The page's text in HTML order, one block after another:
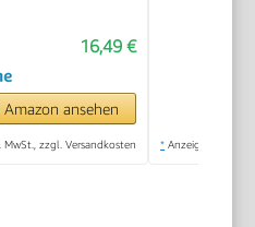
16,49 €
Amazon ansehen
MwSt., zzgl. Versandkosten * Anzeige